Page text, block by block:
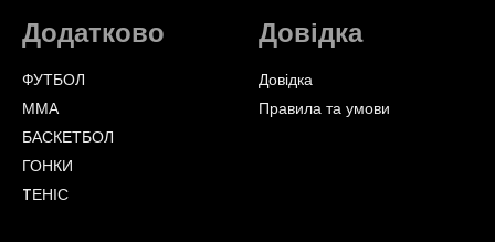
Додатково
ФУТБОЛ
ММА
БАСКЕТБОЛ
ГОНКИ
TЕНІС
Довідка
Довідка
Правила та умови